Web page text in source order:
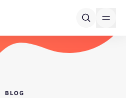
BLOG